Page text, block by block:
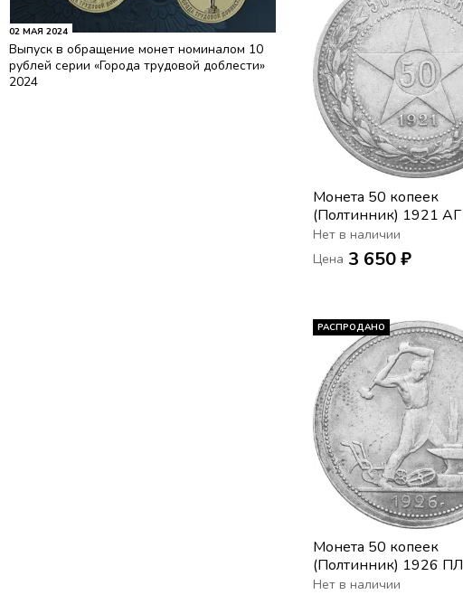
02 МАЯ 2024
Выпуск в обращение монет номиналом 10
рублей серии «Города трудовой доблести»
2024
Монета 50 копеек
(Полтинник) 1921 АГ
Нет в наличии
Цена 3 650 ₽
РАСПРОДАНО
Монета 50 копеек
(Полтинник) 1926 ПЛ
(широкий кант)
Нет в наличии